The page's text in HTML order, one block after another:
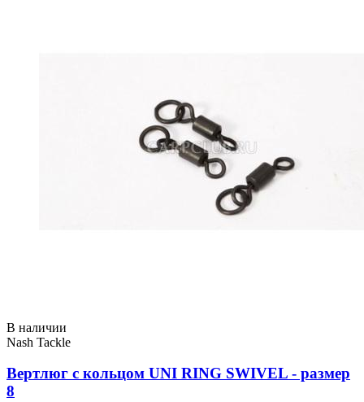
В наличии
Nash Tackle
Вертлюг с кольцом UNI RING SWIVEL - размер
8